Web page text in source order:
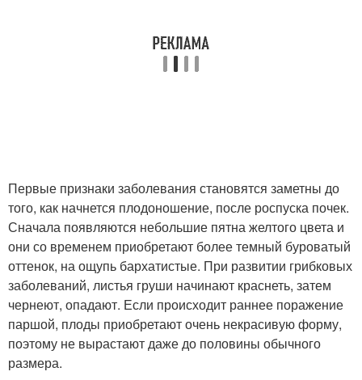
Первые признаки заболевания становятся заметны до
того, как начнется плодоношение, после роспуска почек.
Сначала появляются небольшие пятна желтого цвета и
они со временем приобретают более темный буроватый
оттенок, на ощупь бархатистые. При развитии грибковых
заболеваний, листья груши начинают краснеть, затем
чернеют, опадают. Если происходит раннее поражение
паршой, плоды приобретают очень некрасивую форму,
поэтому не вырастают даже до половины обычного
размера.